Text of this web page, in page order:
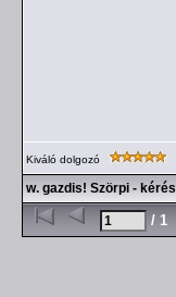
Kiváló dolgozó
w. gazdis! Szörpi -
/ 1